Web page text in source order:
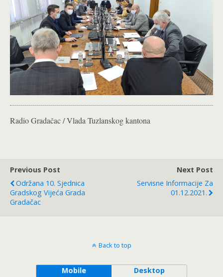
Radio Gradačac / Vlada Tuzlanskog kantona
Previous Post
Održana 10. Sjednica
Gradskog Vijeća Grada
Gradačac
Next Post
Servisne Informacije Za
01.12.2021.
Back to top
Mobile Desktop